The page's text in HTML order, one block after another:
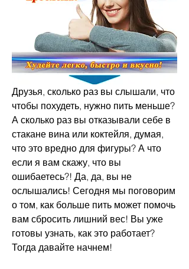
Друзья, сколько раз вы слышали, что
чтобы похудеть, нужно пить меньше?
А сколько раз вы отказывали себе в
стакане вина или коктейля, думая,
что это вредно для фигуры? А что
если я вам скажу, что вы
ошибаетесь?! Да, да, вы не
ослышались! Сегодня мы поговорим
о том, как больше пить может помочь
вам сбросить лишний вес! Вы уже
готовы узнать, как это работает?
Тогда давайте начнем!